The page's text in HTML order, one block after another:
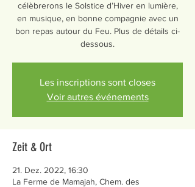
célèbrerons le Solstice d’Hiver en lumière,
en musique, en bonne compagnie avec un
bon repas autour du Feu. Plus de détails ci-
dessous.
Les inscriptions sont closes
Voir autres événements
Zeit & Ort
21. Dez. 2022, 16:30
La Ferme de Mamajah, Chem. des